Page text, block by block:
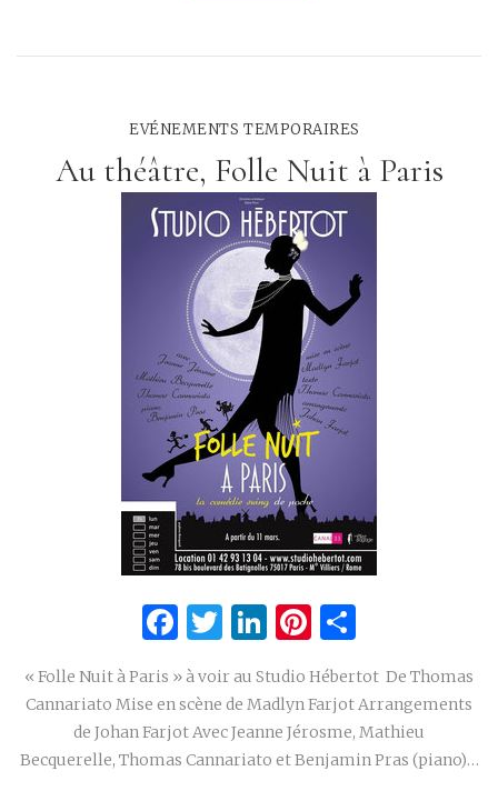
EVÉNEMENTS TEMPORAIRES
Au théâtre, Folle Nuit à Paris
Facebook
Twitter
LinkedIn
Pinterest
« Folle Nuit à Paris » à voir au Studio Hébertot De Thomas
Cannariato Mise en scène de Madlyn Farjot Arrangements
de Johan Farjot Avec Jeanne Jérosme, Mathieu
Becquerelle, Thomas Cannariato et Benjamin Pras (piano)…